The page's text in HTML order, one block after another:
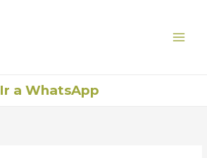
Ir a WhatsApp